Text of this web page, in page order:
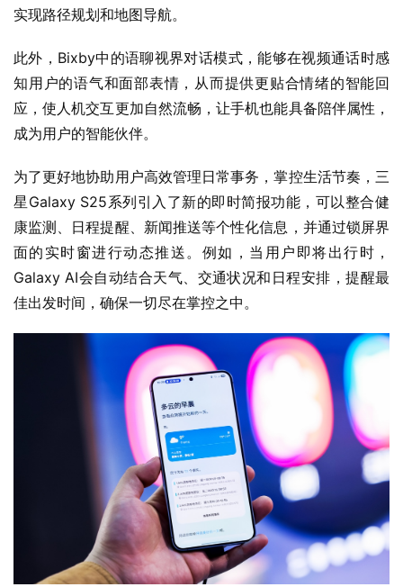
实现路径规划和地图导航。
此外，Bixby中的语聊视界对话模式，能够在视频通话时感
知用户的语气和面部表情，从而提供更贴合情绪的智能回
应，使人机交互更加自然流畅，让手机也能具备陪伴属性，
成为用户的智能伙伴。
为了更好地协助用户高效管理日常事务，掌控生活节奏，三
星Galaxy S25系列引入了新的即时简报功能，可以整合健
康监测、日程提醒、新闻推送等个性化信息，并通过锁屏界
面的实时窗进行动态推送。例如，当用户即将出行时，
Galaxy AI会自动结合天气、交通状况和日程安排，提醒最
佳出发时间，确保一切尽在掌控之中。